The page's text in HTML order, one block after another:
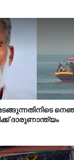
മടങ്ങുന്നതിനിടെ
ദാരുണാന്ത്യം